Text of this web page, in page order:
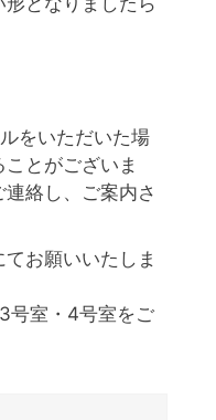
をいただいた場
とがございま
絡し、ご案内さ
てお願いいたしま
号室・4号室をご